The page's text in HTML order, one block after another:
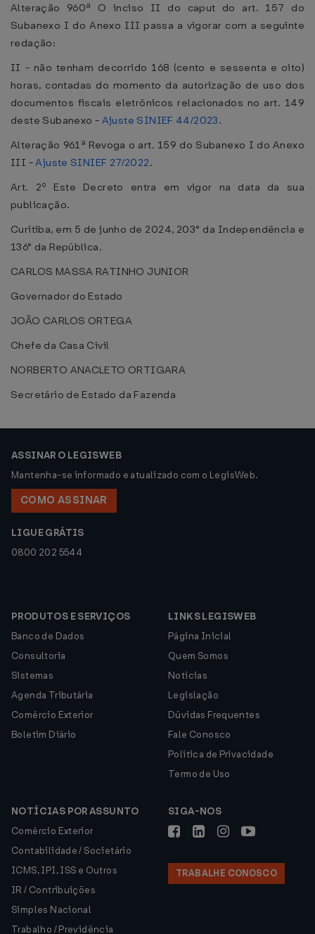
Alteração 960ª O inciso II do caput do art. 157 do
Subanexo I do Anexo III passa a vigorar com a seguinte
redação:
II - não tenham decorrido 168 (cento e sessenta e oito)
horas, contadas do momento da autorização de uso dos
documentos fiscais eletrônicos relacionados no art. 149
deste Subanexo - Ajuste SINIEF 44/2023.
Alteração 961ª Revoga o art. 159 do Subanexo I do Anexo
III -Ajuste SINIEF 27/2022.
Art. 2º Este Decreto entra em vigor na data da sua
publicação.
Curitiba, em 5 de junho de 2024, 203° da Independência e
136° da República.
CARLOS MASSA RATINHO JUNIOR
Governador do Estado
JOÃO CARLOS ORTEGA
Chefe da Casa Civil
NORBERTO ANACLETO ORTIGARA
Secretário de Estado da Fazenda
ASSINAR O LEGISWEB
Mantenha-se informado e atualizado com o LegisWeb.
COMO ASSINAR
LIGUE GRÁTIS
0800 202 5544
PRODUTOS E SERVIÇOS
Banco de Dados
Consultoria
Sistemas
Agenda Tributária
Comércio Exterior
Boletim Diário
LINKS LEGISWEB
Página Inicial
Quem Somos
Notícias
Legislação
Dúvidas Frequentes
Fale Conosco
Política de Privacidade
Termo de Uso
NOTÍCIAS POR ASSUNTO
Comércio Exterior
Contabilidade / Societário
ICMS, IPI, ISS e Outros
IR / Contribuições
Simples Nacional
Trabalho / Previdência
SIGA-NOS
TRABALHE CONOSCO